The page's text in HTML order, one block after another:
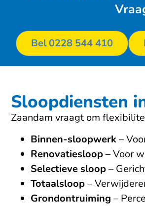
Bel 0228 544 410
Sloopdiensten
Zaandam vraagt om
Binnen-sloopwerk –
Renovatiesloop– Voor
Selectieve sloop–
Totaalsloop–
Grondontruiming –